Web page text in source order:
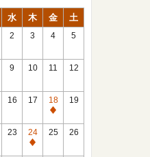
水 木 金 土
2 3 4 5
9 10 11 12
16 17
18
休
館
19
23
24
休
25 26